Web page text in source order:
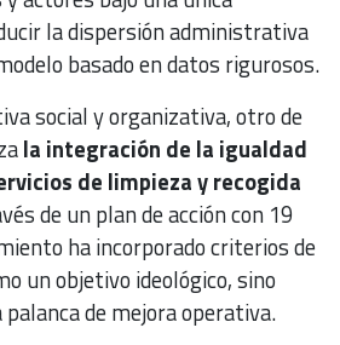
la dispersión administrativa
basado en datos rigurosos.
social y organizativa, otro de
la integración de la igualdad
de limpieza y recogida
de un plan de acción con 19
ha incorporado criterios de
un objetivo ideológico, sino
de mejora operativa.